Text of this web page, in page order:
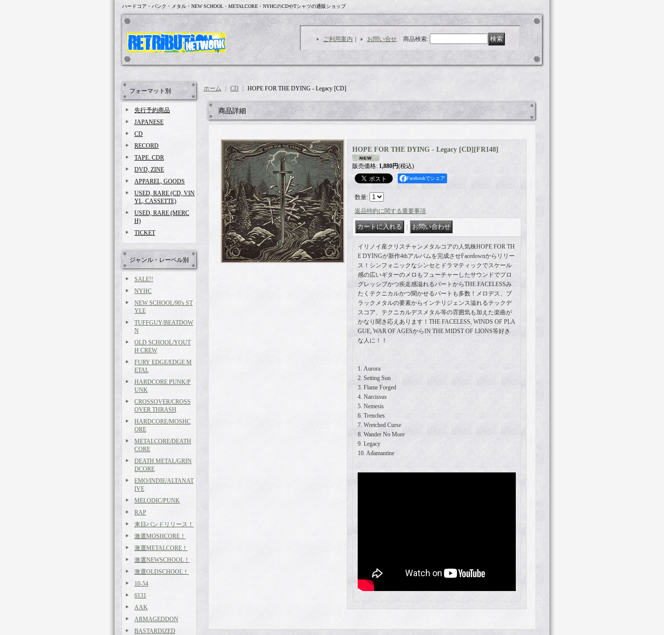
ハードコア・パンク・メタル・NEW SCHOOL・METALCORE・NYHCのCDやTシャツの通販ショップ
ご利用案内 お問い合せ 商品検索:
フォーマット別
先行予約商品
JAPANESE
CD
RECORD
TAPE. CDR
DVD, ZINE
APPAREL, GOODS
USED, RARE (CD, VIN
YL, CASSETTE)
USED, RARE (MERC
H)
TICKET
ジャンル・レーベル別
SALE!!
NYHC
NEW SCHOOL/90's ST
YLE
TUFFGUY/BEATDOW
N
OLD SCHOOL/YOUT
H CREW
FURY EDGE/EDGE M
ETAL
HARDCORE PUNK/P
UNK
CROSSOVER/CROSS
OVER THRASH
HARDCORE/MOSHC
ORE
METALCORE/DEATH
CORE
DEATH METAL/GRIN
DCORE
EMO/INDIE/ALTANAT
IVE
MELODIC/PUNK
RAP
来日バンドリリース！
激選MOSHCORE！
激選METALCORE！
激選NEWSCHOOL！
激選OLDSCHOOL！
10-54
6131
AAK
ARMAGEDDON
BASTARDIZED
ホーム CD HOPE FOR THE DYING - Legacy [CD]
商品詳細
HOPE FOR THE DYING - Legacy [CD] [FR148]
販売価格: 1,880円(税込)
Facebookでシェア
数量:
返品特約に関する重要事項
イリノイ産クリスチャンメタルコアの人気株HOPE FOR TH
E DYINGが新作4thアルバムを完成させFacedownからリリー
ス！シンフォニックなシンセとドラマティックでスケール
感の広いギターのメロもフューチャーしたサウンドでプロ
グレッシブかつ疾走感溢れるパートからTHE FACELESSみ
たくテクニカルかつ聞かせるパートも多数！メロデス、ブ
ラックメタルの要素からインテリジェンス溢れるテックデ
スコア、テクニカルデスメタル等の雰囲気も加えた楽曲が
かなり聞き応えあります！THE FACELESS, WINDS OF PLA
GUE, WAR OF AGESからIN THE MIDST OF LIONS等好き
な人に！！
1. Aurora
2. Setting Sun
3. Flame Forged
4. Narcissus
5. Nemesis
6. Trenches
7. Wretched Curse
8. Wander No More
9. Legacy
10. Adamantine